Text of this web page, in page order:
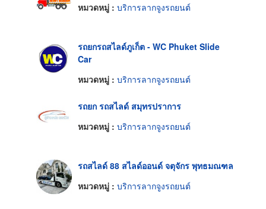
หมวดหมู่ : บริการลากจูงรถยนต์
รถยกรถสไลด์ภูเก็ต - WC Phuket Slide
Car
หมวดหมู่ : บริการลากจูงรถยนต์
รถยก รถสไลด์ สมุทรปราการ
หมวดหมู่ : บริการลากจูงรถยนต์
รถสไลด์ 88 สไลด์ออนด์ จตุจักร พุทธมณฑล
หมวดหมู่ : บริการลากจูงรถยนต์